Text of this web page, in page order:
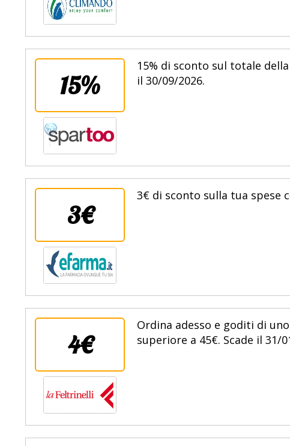
15%
15% di sconto sul totale
il 30/09/2026.
3€
3€ di sconto sulla tua spese
4€
Ordina adesso e goditi di
superiore a 45€. Scade il 31/